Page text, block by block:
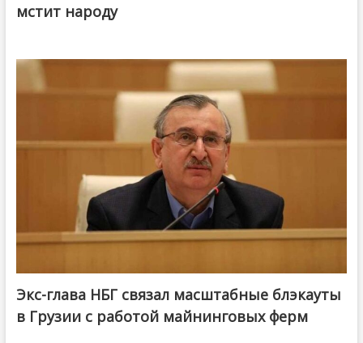
мстит народу
Экс-глава НБГ связал масштабные блэкауты
в Грузии с работой майнинговых ферм